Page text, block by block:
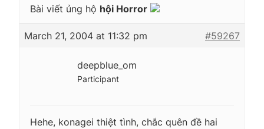
Bài viết ủng hộ hội Horror
March 21, 2004 at 11:32 pm #59267
deepblue_om
Participant
Hehe, konagei thiệt tình, chắc quên đề hai